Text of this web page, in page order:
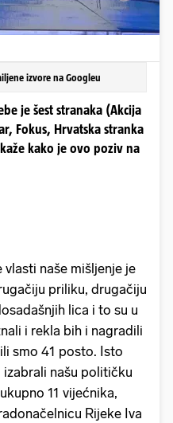
izvore na Googleu
je šest stranaka (Akcija
Fokus, Hrvatska stranka
kako je ovo poziv na
naše mišljenje je
priliku, drugačiju
lica i to su u
i rekla bih i nagradili
smo 41 posto. Isto
našu političku
11 vijećnika,
Rijeke Iva